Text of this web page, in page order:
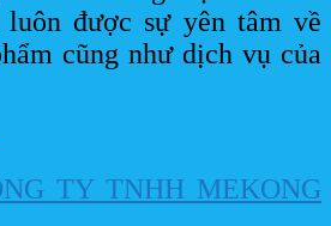
được sự yên tâm về
cũng như dịch vụ của
TY TNHH MEKONG